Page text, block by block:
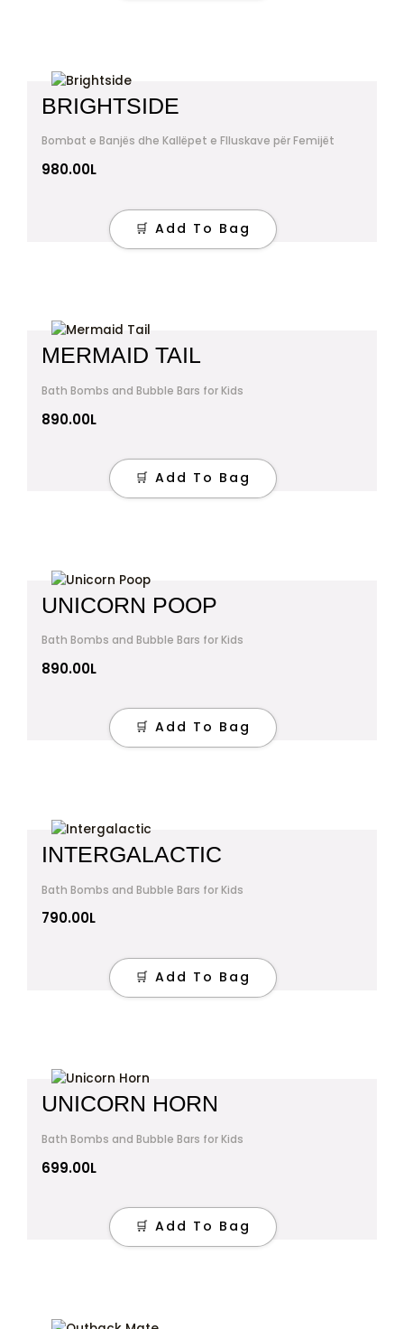
BRIGHTSIDE
Bombat e Banjës dhe Kallëpet e Flluskave për Femijët
980.00L
🛒 Add To Bag
MERMAID TAIL
Bath Bombs and Bubble Bars for Kids
890.00L
🛒 Add To Bag
UNICORN POOP
Bath Bombs and Bubble Bars for Kids
890.00L
🛒 Add To Bag
INTERGALACTIC
Bath Bombs and Bubble Bars for Kids
790.00L
🛒 Add To Bag
UNICORN HORN
Bath Bombs and Bubble Bars for Kids
699.00L
🛒 Add To Bag